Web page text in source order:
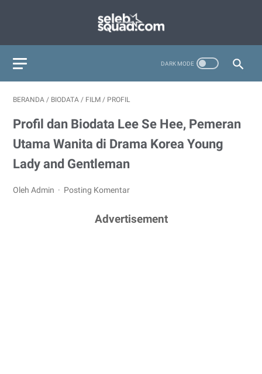
BERANDA / BIODATA / FILM / PROFIL
Profil dan Biodata Lee Se Hee, Pemeran
Utama Wanita di Drama Korea Young
Lady and Gentleman
Oleh Admin Posting Komentar
Advertisement